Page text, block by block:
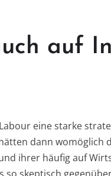
auf
eine starke
dann womöglich
ihrer häufig auf